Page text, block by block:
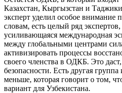
Казахстан, Кыргызстан и
эксперт уделил особое внимание
словам, есть целый ряд
усиливающаяся международная
между глобальными центрами
активизировать процессы
своего членства в ОДКБ. Это
безопасности. Есть другая
меньше, которая говорит о том,
вариант для Узбекистана.